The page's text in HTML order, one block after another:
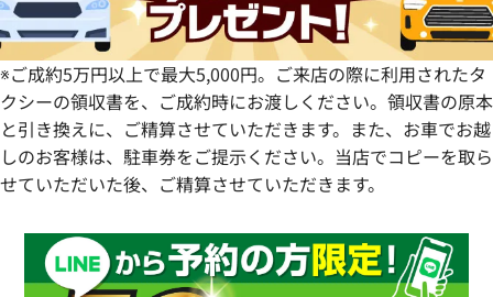
※ご成約5万円以上で最大5,000円。ご来店の際に利用されたタ
クシーの領収書を、ご成約時にお渡しください。領収書の原本
と引き換えに、ご精算させていただきます。また、お車でお越
しのお客様は、駐車券をご提示ください。当店でコピーを取ら
せていただいた後、ご精算させていただきます。